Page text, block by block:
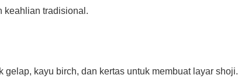
keahlian tradisional.
gelap, kayu birch, dan kertas untuk membuat layar shoji.